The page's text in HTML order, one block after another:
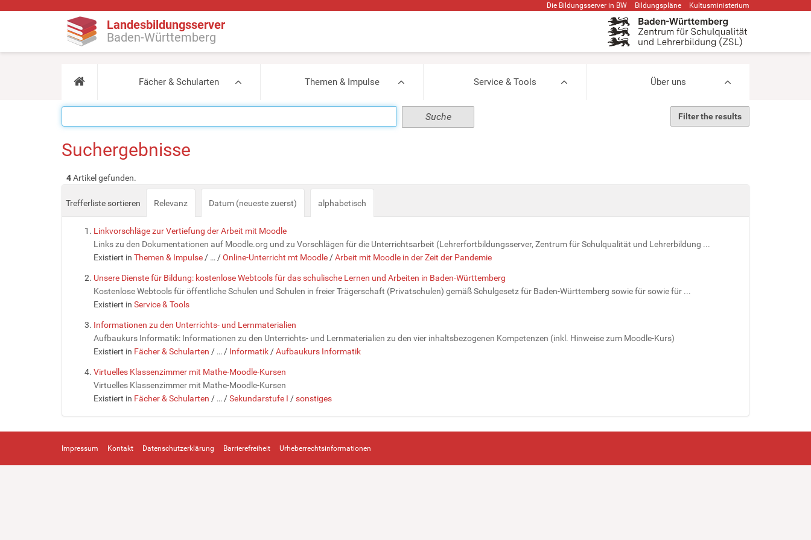
Die Bildungsserver in BW Bildungspläne Kultusministerium
Landesbildungsserver
Baden-Württemberg
Fächer & Schularten Themen & Impulse Service & Tools Über uns
Filter the results
Suchergebnisse
4Artikel gefunden.
Trefferliste sortieren Relevanz Datum (neueste zuerst) alphabetisch
Linkvorschläge zur Vertiefung der Arbeit mit Moodle
Links zu den Dokumentationen auf Moodle.org und zu Vorschlägen für die Unterrichtsarbeit (Lehrerfortbildungsserver, Zentrum für Schulqualität und Lehrerbildung ...
Existiert in Themen & Impulse / … /Online-Unterricht mt Moodle /Arbeit mit Moodle in der Zeit der Pandemie
Unsere Dienste für Bildung: kostenlose Webtools für das schulische Lernen und Arbeiten in Baden-Württemberg
Kostenlose Webtools für öffentliche Schulen und Schulen in freier Trägerschaft (Privatschulen) gemäß Schulgesetz für Baden-Württemberg sowie für sowie für ...
Existiert in Service & Tools
Informationen zu den Unterrichts- und Lernmaterialien
Aufbaukurs Informatik: Informationen zu den Unterrichts- und Lernmaterialien zu den vier inhaltsbezogenen Kompetenzen (inkl. Hinweise zum Moodle-Kurs)
Existiert in Fächer & Schularten / … / Informatik /Aufbaukurs Informatik
Virtuelles Klassenzimmer mit Mathe-Moodle-Kursen
Virtuelles Klassenzimmer mit Mathe-Moodle-Kursen
Existiert in Fächer & Schularten / … /Sekundarstufe I /sonstiges
Impressum Kontakt Datenschutzerklärung Barrierefreiheit Urheberrechtsinformationen